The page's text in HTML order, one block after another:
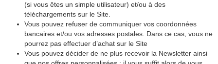
(si vous êtes un simple utilisateur) et/ou à des
téléchargements sur le Site.
Vous pouvez refuser de communiquer vos coordonnées
bancaires et/ou vos adresses postales. Dans ce cas, vous ne
pourrez pas effectuer d’achat sur le Site
Vous pouvez décider de ne plus recevoir la Newsletter ainsi